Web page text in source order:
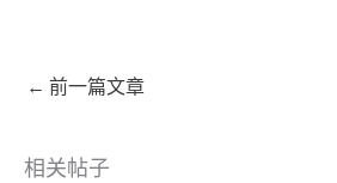
← 前一篇文章
相关帖子